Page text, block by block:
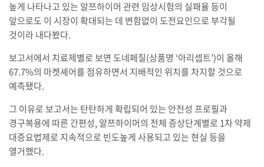
높게 나타나고 있는 알쯔하이머 관련 임상시험의 실패율 등이
앞으로도 이 시장이 확대되는 데 변함없이 도전요인으로 부각될
것이라 내다봤다.
보고서에서 치료제별로 보면 도네페질(상품명 ‘아리셉트’)이 올해
67.7%의 마켓셰어를 점유하면서 지배적인 위치를 차지할 것으로
예측됐다.
그 이유로 보고서는 탄탄하게 확립되어 있는 안전성 프로필과
경구복용에 따른 간편성, 알쯔하이머의 전체 증상단계별로 1차 약제
대증요법제로 지속적으로 빈도높게 사용되고 있는 현실 등을
열거했다.